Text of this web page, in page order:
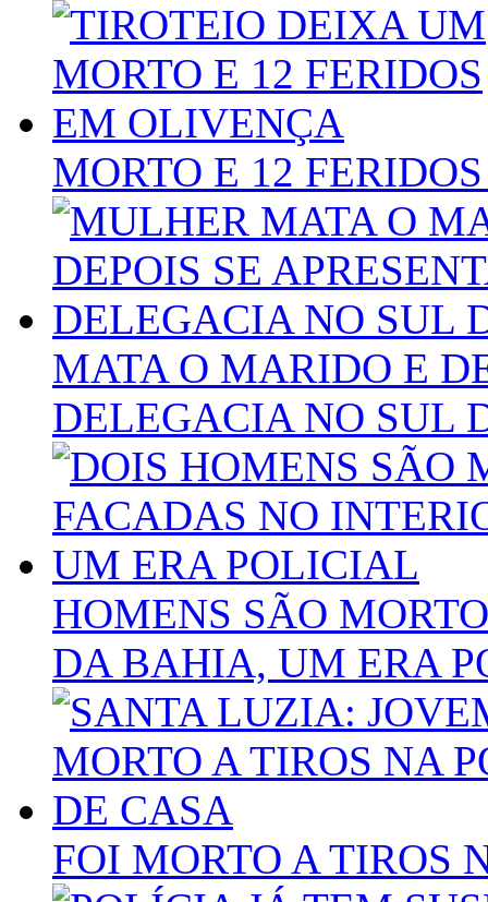
MORTO E 12
MATA O MARIDO E
DELEGACIA NO SUL
HOMENS SÃO
DA BAHIA, UM ERA
FOI MORTO A TIROS